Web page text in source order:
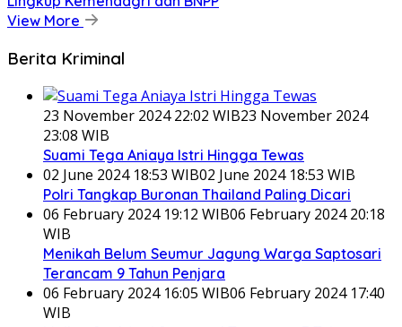
View More
Berita Kriminal
23 November 2024 22:02 WIB23 November 2024
23:08 WIB
Suami Tega Aniaya Istri Hingga Tewas
02 June 2024 18:53 WIB02 June 2024 18:53 WIB
Polri Tangkap Buronan Thailand Paling Dicari
06 February 2024 19:12 WIB06 February 2024 20:18
WIB
Menikah Belum Seumur Jagung Warga Saptosari
Terancam 9 Tahun Penjara
06 February 2024 16:05 WIB06 February 2024 17:40
WIB